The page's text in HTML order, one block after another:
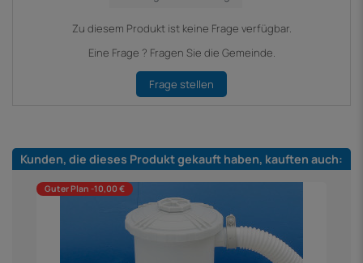
Zu diesem Produkt ist keine Frage verfügbar.
Eine Frage ? Fragen Sie die Gemeinde.
Frage stellen
Kunden, die dieses Produkt gekauft haben, kauften auch:
Guter Plan -10,00 €